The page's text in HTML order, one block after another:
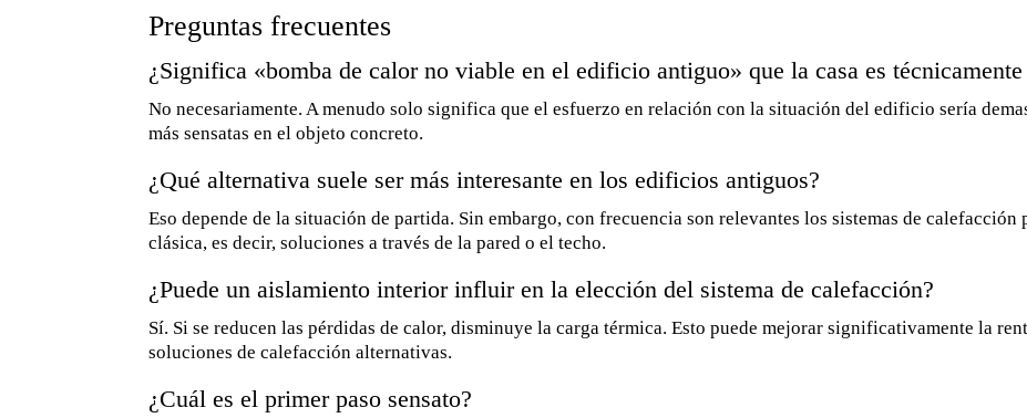
Preguntas frecuentes
¿Significa «bomba de calor no viable en el edificio antiguo» que la casa es técnicamente
No necesariamente. A menudo solo significa que el esfuerzo en relación con la situación del edificio sería
más sensatas en el objeto concreto.
¿Qué alternativa suele ser más interesante en los edificios antiguos?
Eso depende de la situación de partida. Sin embargo, con frecuencia son relevantes los sistemas de
clásica, es decir, soluciones a través de la pared o el techo.
¿Puede un aislamiento interior influir en la elección del sistema de calefacción?
Sí. Si se reducen las pérdidas de calor, disminuye la carga térmica. Esto puede mejorar significativamente la
soluciones de calefacción alternativas.
¿Cuál es el primer paso sensato?